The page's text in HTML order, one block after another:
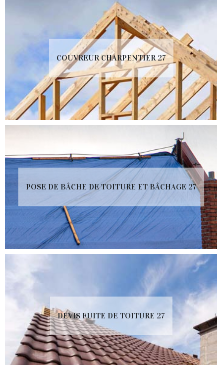
COUVREUR CHARPENTIER 27
POSE DE BÂCHE DE TOITURE ET BÂCHAGE 27
DEVIS FUITE DE TOITURE 27